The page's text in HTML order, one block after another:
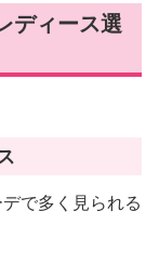
ディース選
で多く見られる